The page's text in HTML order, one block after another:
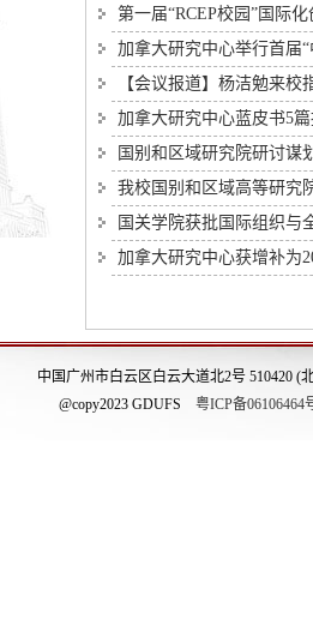
第一届“RCEP校园”国际
加拿大研究中心举行首届
【会议报道】杨洁勉来
加拿大研究中心蓝皮书5
国别和区域研究院研讨谋
我校国别和区域高等研究
国关学院获批国际组织与
加拿大研究中心获增补为
中国广州市白云区白云大道北2号 510420
@copy2023 GDUFS 粤ICP备06106464